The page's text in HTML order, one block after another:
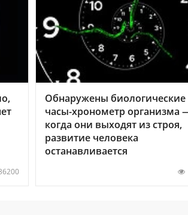
Обнаружены биологические
часы-хронометр организма
когда они выходят из строя,
развитие человека
останавливается